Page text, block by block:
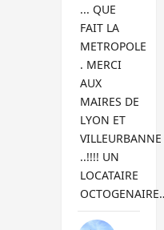
... QUE
FAIT LA
METROPOLE
. MERCI
AUX
MAIRES DE
LYON ET
VILLEURBANNE
..!!!! UN
LOCATAIRE